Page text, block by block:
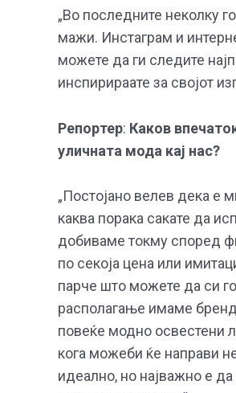
„Во последните неколку
мажи. Инстаграм и
можете да ги следите
инспирираате за својот
Репортер: Каков
уличната мода кај нас?
„Постојано велев дека е
каква порака сакате да
добиваме токму според
по секоја цена или
парче што можете да си
располагање имаме
повеќе модно освестени
кога можеби ќе направи
идеално, но најважно е